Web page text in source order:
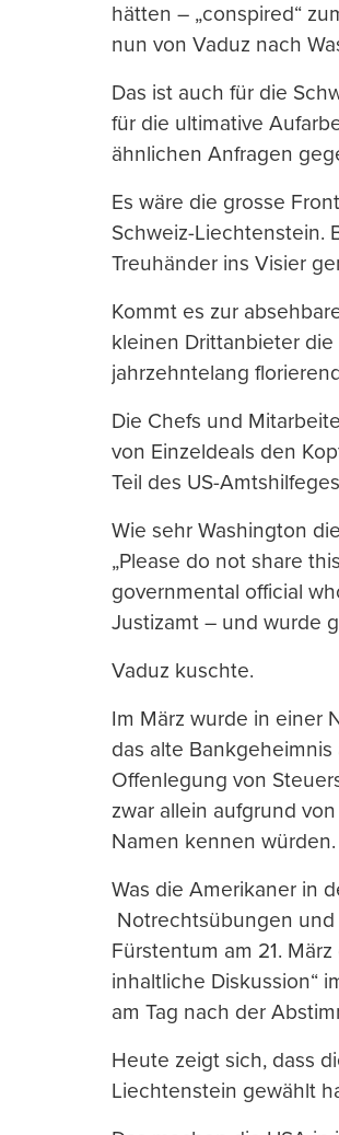
hätten – „conspired“
nun von Vaduz nach
Das ist auch für die
für die ultimative
ähnlichen Anfragen
Es wäre die grosse
Schweiz-Liechtenstein.
Treuhänder ins Visier
Kommt es zur
kleinen Drittanbieter
jahrzehntelang
Die Chefs und
von Einzeldeals den
Teil des US-
Wie sehr Washington
„Please do not share
governmental official
Justizamt – und wurde
Vaduz kuschte.
Im März wurde in einer
das alte
Offenlegung von
zwar allein aufgrund
Namen kennen würden.
Was die Amerikaner in
Notrechtsübungen und
Fürstentum am 21.
inhaltliche Diskussion“
am Tag nach der
Heute zeigt sich, dass
Liechtenstein gewählt